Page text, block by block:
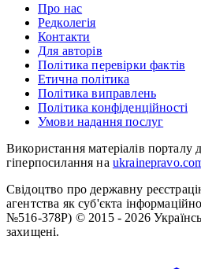
Про нас
Редколегія
Контакти
Для авторів
Політика перевірки фактів
Етична політика
Політика виправлень
Політика конфіденційності
Умови надання послуг
Використання матеріалів порталу
гіперпосилання на
Свідоцтво про державну
агентства як суб'єкта
№516-378Р) © 2015 - 2026
захищені.